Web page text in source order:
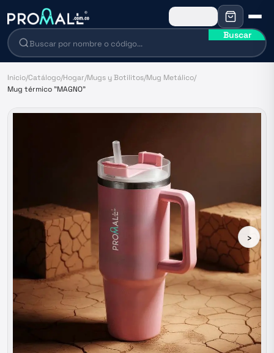
Buscar
Inicio/Catálogo/Hogar/Mugs y Botilitos/Mug Metálico/
Mug térmico "MAGNO"
›